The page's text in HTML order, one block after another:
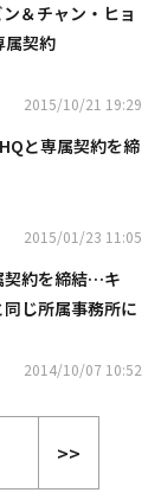
＆チャン・ヒョ
属契約
2015/10/21 19:29
と専属契約を締
2015/01/23 11:05
契約を締結…キ
じ所属事務所に
2014/10/07 10:52
>>